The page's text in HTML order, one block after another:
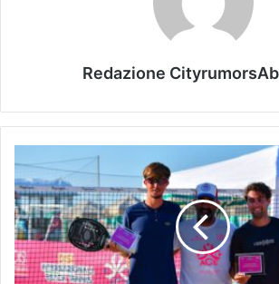
Redazione